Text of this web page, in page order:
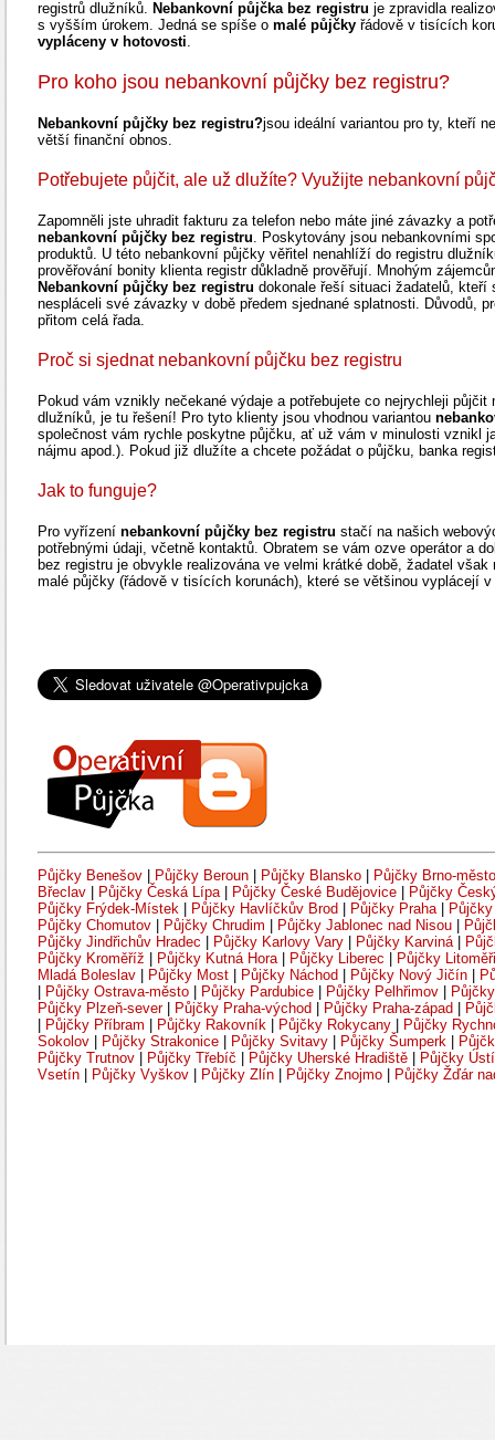
registrů dlužníků. Nebankovní půjčka bez registru je zpravidla
s vyšším úrokem. Jedná se spíše o malé půjčky řádově v tisících
vypláceny v hotovosti.
Pro koho jsou nebankovní půjčky bez registru?
Nebankovní půjčky bez registru?jsou ideální variantou pro ty, kteří
větší finanční obnos.
Potřebujete půjčit, ale už dlužíte? Využijte nebankovní
Zapomněli jste uhradit fakturu za telefon nebo máte jiné závazky a
nebankovní půjčky bez registru. Poskytovány jsou nebankovními
produktů. U této nebankovní půjčky věřitel nenahlíží do registru
prověřování bonity klienta registr důkladně prověřují. Mnohým
Nebankovní půjčky bez registru dokonale řeší situaci žadatelů, kteří
nespláceli své závazky v době předem sjednané splatnosti. Důvodů,
přitom celá řada.
Proč si sjednat nebankovní půjčku bez registru
Pokud vám vznikly nečekané výdaje a potřebujete co nejrychleji
dlužníků, je tu řešení! Pro tyto klienty jsou vhodnou variantou
společnost vám rychle poskytne půjčku, ať už vám v minulosti vznikl
nájmu apod.). Pokud již dlužíte a chcete požádat o půjčku, banka
Jak to funguje?
Pro vyřízení nebankovní půjčky bez registru stačí na našich
potřebnými údaji, včetně kontaktů. Obratem se vám ozve operátor a
bez registru je obvykle realizována ve velmi krátké době, žadatel
malé půjčky (řádově v tisících korunách), které se většinou vyplácejí
Půjčky Benešov Půjčky Beroun Půjčky Blansko
Půjčky Brno-město
Břeclav
Půjčky Česká Lípa| Půjčky České Budějovice
Půjčky
Půjčky Frýdek-Místek
Půjčky Havlíčkův Brod Půjčky Praha|
Půjčky Chomutov
Půjčky Chrudim Půjčky Jablonec nad Nisou
Půjčky Jindřichův Hradec
Půjčky Karlovy Vary Půjčky Karviná|
Půjčky Kroměříž
Půjčky Kutná Hora| Půjčky Liberec
Půjčky
Mladá Boleslav
Půjčky Most Půjčky Náchod Půjčky Nový Jičín
Půjčky Ostrava-město Půjčky Pardubice Půjčky Pelhřimov
Půjčky Plzeň-sever| Půjčky Praha-východ Půjčky Praha-západ
Půjčky Příbram Půjčky Rakovník Půjčky Rokycany
Půjčky
Sokolov
Půjčky Strakonice Půjčky Svitavy Půjčky Šumperk
Půjčky Trutnov
Půjčky Třebíč Půjčky Uherské Hradiště
Půjčky
Vsetín
Půjčky Vyškov Půjčky Zlín Půjčky Znojmo Půjčky Žďár